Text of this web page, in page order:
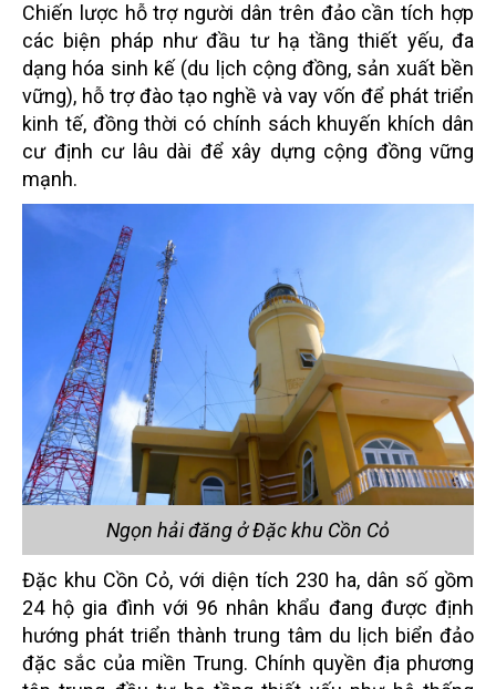
Chiến lược hỗ trợ người dân trên đảo cần tích hợp
các biện pháp như đầu tư hạ tầng thiết yếu, đa
dạng hóa sinh kế (du lịch cộng đồng, sản xuất bền
vững), hỗ trợ đào tạo nghề và vay vốn để phát triển
kinh tế, đồng thời có chính sách khuyến khích dân
cư định cư lâu dài để xây dựng cộng đồng vững
mạnh.
Ngọn hải đăng ở Đặc khu Cồn Cỏ
Đặc khu Cồn Cỏ, với diện tích 230 ha, dân số gồm
24 hộ gia đình với 96 nhân khẩu đang được định
hướng phát triển thành trung tâm du lịch biển đảo
đặc sắc của miền Trung. Chính quyền địa phương